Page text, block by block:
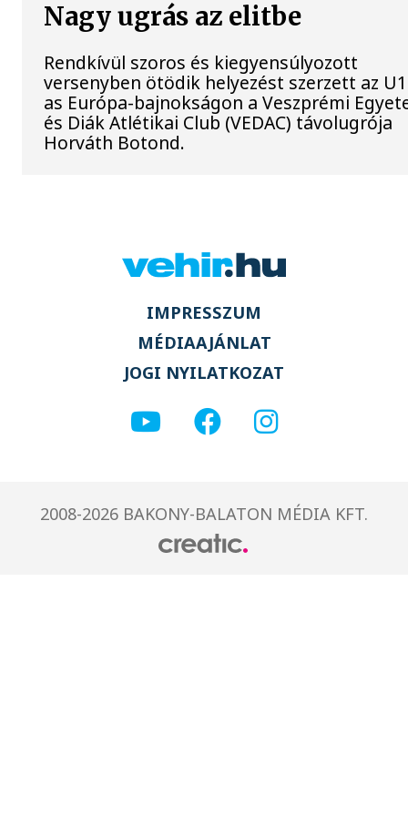
Nagy ugrás az elitbe
Rendkívül szoros és kiegyensúlyozott
versenyben ötödik helyezést szerzett az
as Európa-bajnokságon a Veszprémi
és Diák Atlétikai Club (VEDAC) távolugrója
Horváth Botond.
IMPRESSZUM
MÉDIAAJÁNLAT
JOGI NYILATKOZAT
2008-2026 BAKONY-BALATON MÉDIA KFT.